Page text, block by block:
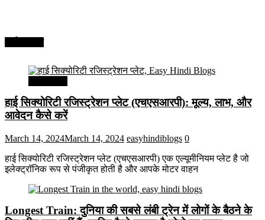
हाई सिक्योरिटी रजिस्ट्रेशन प्लेट (एचएसआरपी): मूल्य, लाभ, और
आवेदन कैसे करें
March 14, 2024March 14, 2024 easyhindiblogs 0
हाई सिक्योरिटी रजिस्ट्रेशन प्लेट (एचएसआरपी) एक एल्यूमीनियम प्लेट है जो
इलेक्ट्रॉनिक रूप से पंजीकृत होती है और आपके मोटर वाहन
Longest Train: दुनिया की सबसे लंबी ट्रेन में लोगों के बैठने के